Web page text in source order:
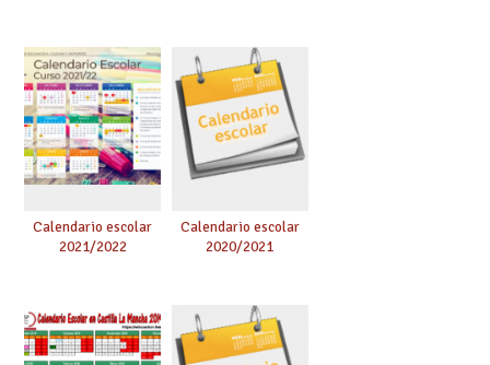
Calendario escolar
2021/2022
Calendario escolar
2020/2021